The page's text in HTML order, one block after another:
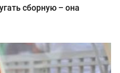
сборную – она